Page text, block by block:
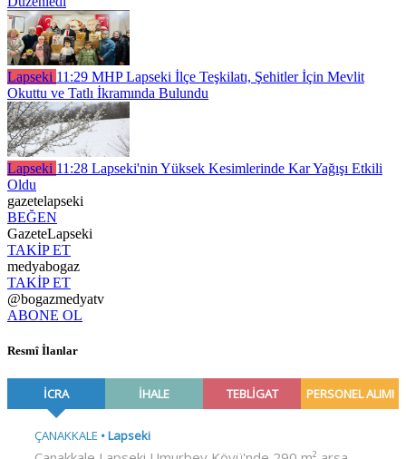
Lapseki 11:29 MHP Lapseki İlçe Teşkilatı, Şehitler İçin Mevlit
Okuttu ve Tatlı İkramında Bulundu
Lapseki 11:28 Lapseki'nin Yüksek Kesimlerinde Kar Yağışı Etkili
Oldu
gazetelapseki
BEĞEN
GazeteLapseki
TAKİP ET
medyabogaz
TAKİP ET
@bogazmedyatv
ABONE OL
Resmî İlanlar